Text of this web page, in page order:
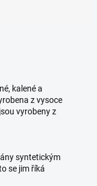
kalené a
z vysoce
vyrobeny z
syntetickým
se jim říká